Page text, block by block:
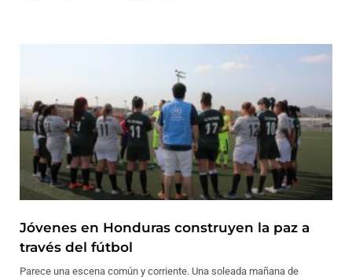
Jóvenes en Honduras construyen la paz a
través del fútbol
Parece una escena común y corriente. Una soleada mañana de